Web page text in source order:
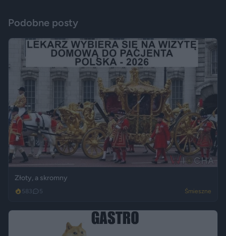
Podobne posty
Złoty, a skromny
583 5 Śmieszne